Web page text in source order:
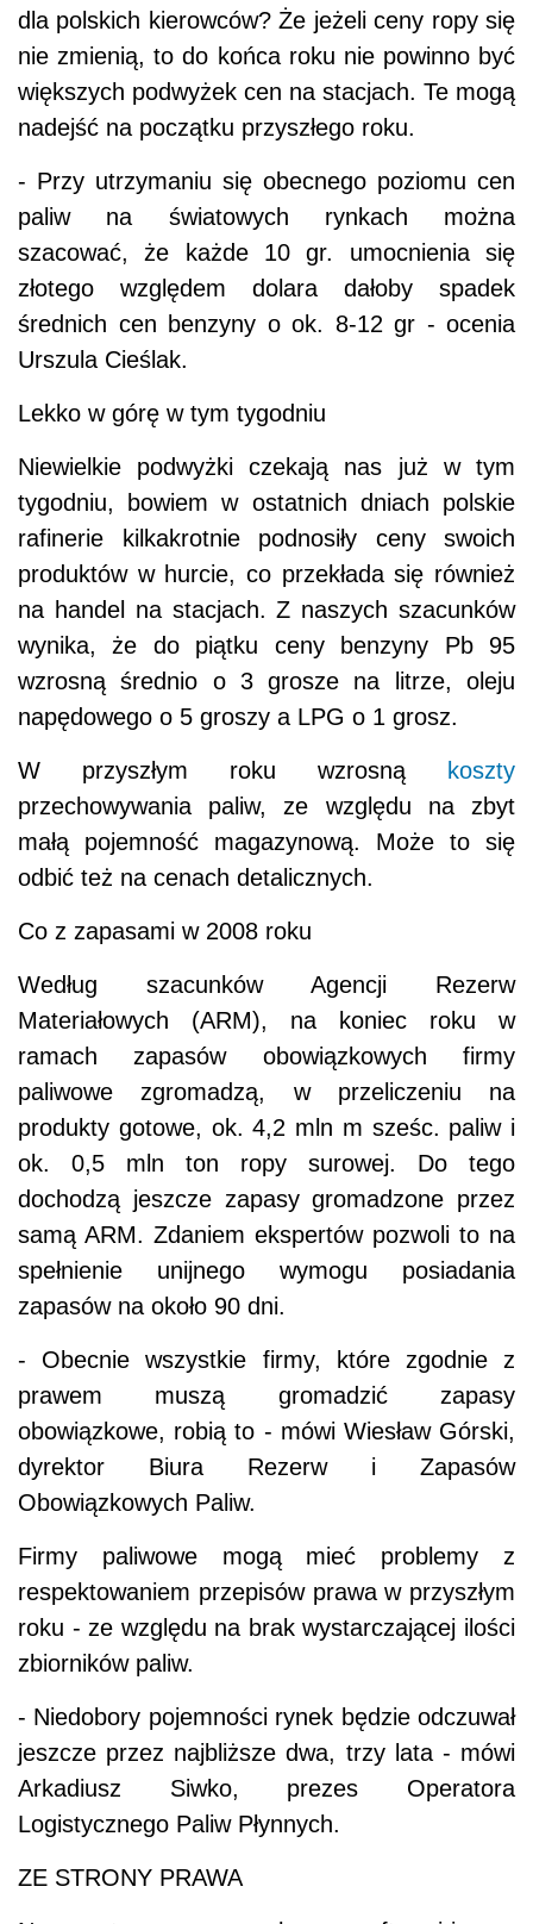
dla polskich kierowców? Że jeżeli ceny ropy się
nie zmienią, to do końca roku nie powinno być
większych podwyżek cen na stacjach. Te mogą
nadejść na początku przyszłego roku.
- Przy utrzymaniu się obecnego poziomu cen
paliw na światowych rynkach można
szacować, że każde 10 gr. umocnienia się
złotego względem dolara dałoby spadek
średnich cen benzyny o ok. 8-12 gr - ocenia
Urszula Cieślak.
Lekko w górę w tym tygodniu
Niewielkie podwyżki czekają nas już w tym
tygodniu, bowiem w ostatnich dniach polskie
rafinerie kilkakrotnie podnosiły ceny swoich
produktów w hurcie, co przekłada się również
na handel na stacjach. Z naszych szacunków
wynika, że do piątku ceny benzyny Pb 95
wzrosną średnio o 3 grosze na litrze, oleju
napędowego o 5 groszy a LPG o 1 grosz.
W przyszłym roku wzrosną
koszty
przechowywania paliw, ze względu na zbyt
małą pojemność magazynową. Może to się
odbić też na cenach detalicznych.
Co z zapasami w 2008 roku
Według szacunków Agencji Rezerw
Materiałowych (ARM), na koniec roku w
ramach zapasów obowiązkowych firmy
paliwowe zgromadzą, w przeliczeniu na
produkty gotowe, ok. 4,2 mln m sześc. paliw i
ok. 0,5 mln ton ropy surowej. Do tego
dochodzą jeszcze zapasy gromadzone przez
samą ARM. Zdaniem ekspertów pozwoli to na
spełnienie unijnego wymogu posiadania
zapasów na około 90 dni.
- Obecnie wszystkie firmy, które zgodnie z
prawem muszą gromadzić zapasy
obowiązkowe, robią to - mówi Wiesław Górski,
dyrektor Biura Rezerw i Zapasów
Obowiązkowych Paliw.
Firmy paliwowe mogą mieć problemy z
respektowaniem przepisów prawa w przyszłym
roku - ze względu na brak wystarczającej ilości
zbiorników paliw.
- Niedobory pojemności rynek będzie odczuwał
jeszcze przez najbliższe dwa, trzy lata - mówi
Arkadiusz Siwko, prezes Operatora
Logistycznego Paliw Płynnych.
ZE STRONY PRAWA